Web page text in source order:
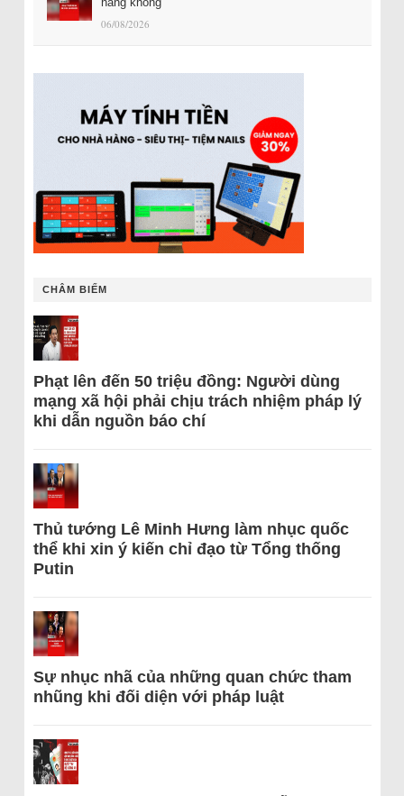
06/08/2026
CHÂM BIẾM
Phạt lên đến 50 triệu đồng: Người dùng
mạng xã hội phải chịu trách nhiệm pháp lý
khi dẫn nguồn báo chí
Thủ tướng Lê Minh Hưng làm nhục quốc
thể khi xin ý kiến chỉ đạo từ Tổng thống
Putin
Sự nhục nhã của những quan chức tham
nhũng khi đối diện với pháp luật